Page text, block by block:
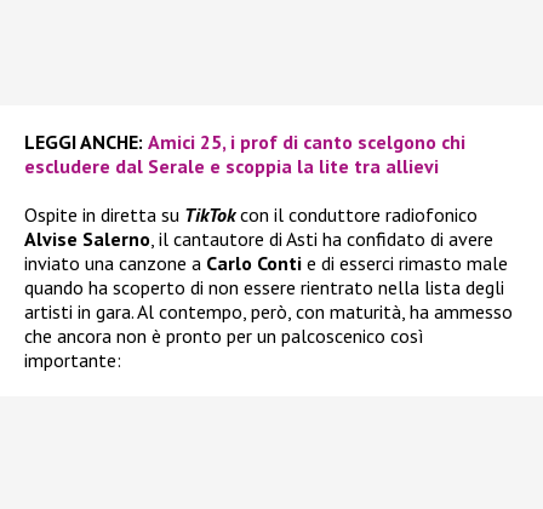
LEGGI ANCHE: Amici 25, i prof di canto scelgono chi
escludere dal Serale e scoppia la lite tra allievi
Ospite in diretta su TikTokcon il conduttore radiofonico
Alvise Salerno, il cantautore di Asti ha confidato di avere
inviato una canzone a Carlo Conti e di esserci rimasto male
quando ha scoperto di non essere rientrato nella lista degli
artisti in gara. Al contempo, però, con maturità, ha ammesso
che ancora non è pronto per un palcoscenico così
importante: